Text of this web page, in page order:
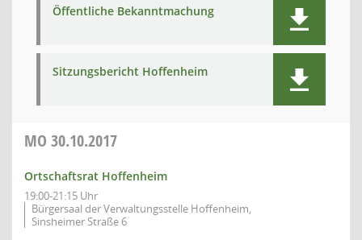
Öffentliche Bekanntmachung
Sitzungsbericht Hoffenheim
MO 30.10.2017
Ortschaftsrat Hoffenheim
19:00-21:15 Uhr
Bürgersaal der Verwaltungsstelle Hoffenheim,
Sinsheimer Straße 6